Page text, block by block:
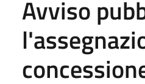
Avviso